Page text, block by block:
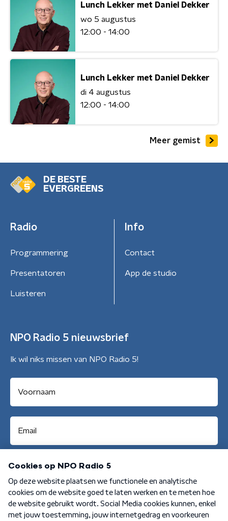
Lunch Lekker met Daniel Dekker
wo 5 augustus
12:00 - 14:00
Lunch Lekker met Daniel Dekker
di 4 augustus
12:00 - 14:00
Meer gemist
DE BESTE
EVERGREENS
Radio
Programmering
Presentatoren
Luisteren
Info
Contact
App de studio
NPO Radio 5 nieuwsbrief
Ik wil niks missen van NPO Radio 5!
Aanmelden
Algemene voorwaarden